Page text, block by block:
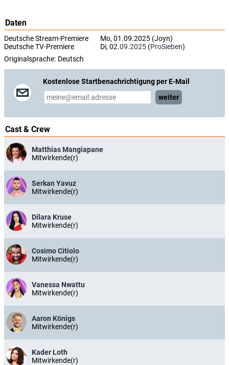
Daten
Deutsche Stream-Premiere
Mo, 01.09.2025 (Joyn)
Deutsche TV-Premiere
Di, 02.09.2025 (ProSieben)
Originalsprache: Deutsch
Kostenlose Startbenachrichtigung per E-Mail
weiter
Cast & Crew
Matthias Mangiapane
Mitwirkende(r)
Serkan Yavuz
Mitwirkende(r)
Dilara Kruse
Mitwirkende(r)
Cosimo Citiolo
Mitwirkende(r)
Vanessa Nwattu
Mitwirkende(r)
Aaron Königs
Mitwirkende(r)
Kader Loth
Mitwirkende(r)